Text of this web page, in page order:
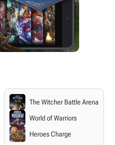
The Witcher Battle Arena
World of Warriors
Heroes Charge